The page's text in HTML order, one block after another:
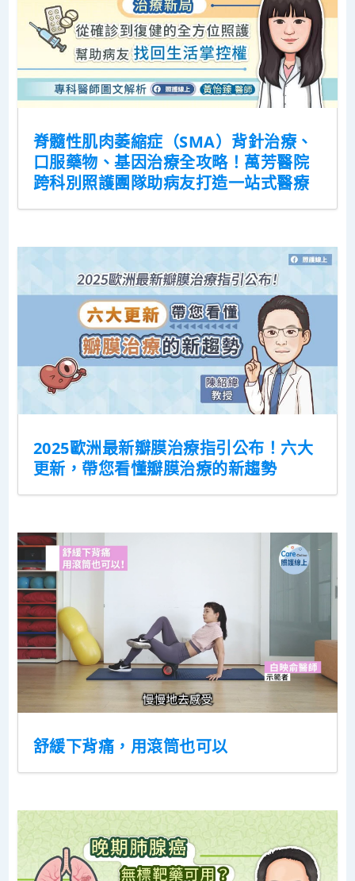
脊髓性肌肉萎縮症（SMA）背針治療、
口服藥物、基因治療全攻略！萬芳醫院
跨科別照護團隊助病友打造一站式醫療
2025歐洲最新瓣膜治療指引公布！六大
更新，帶您看懂瓣膜治療的新趨勢
舒緩下背痛，用滾筒也可以